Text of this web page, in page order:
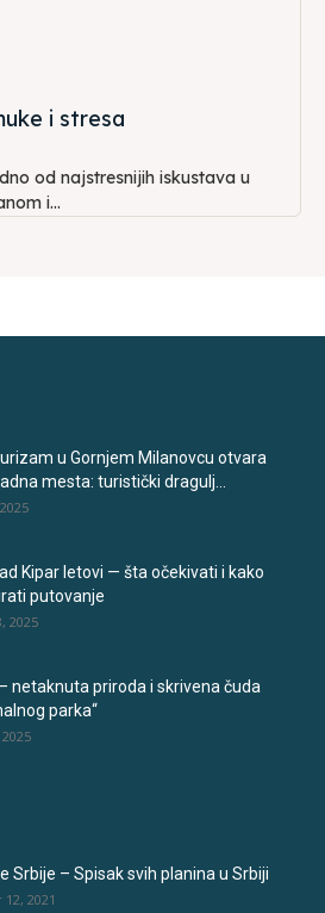
i stresa
od najstresnijih iskustava u
i...
u Gornjem Milanovcu otvara
mesta: turistički dragulj...
Kipar letovi — šta očekivati i kako
putovanje
2025
netaknuta priroda i skrivena čuda
parka“
Srbije – Spisak svih planina u Srbiji
2021